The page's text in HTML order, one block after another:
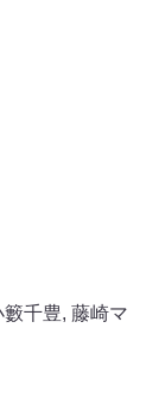
籔千豊, 藤崎マ